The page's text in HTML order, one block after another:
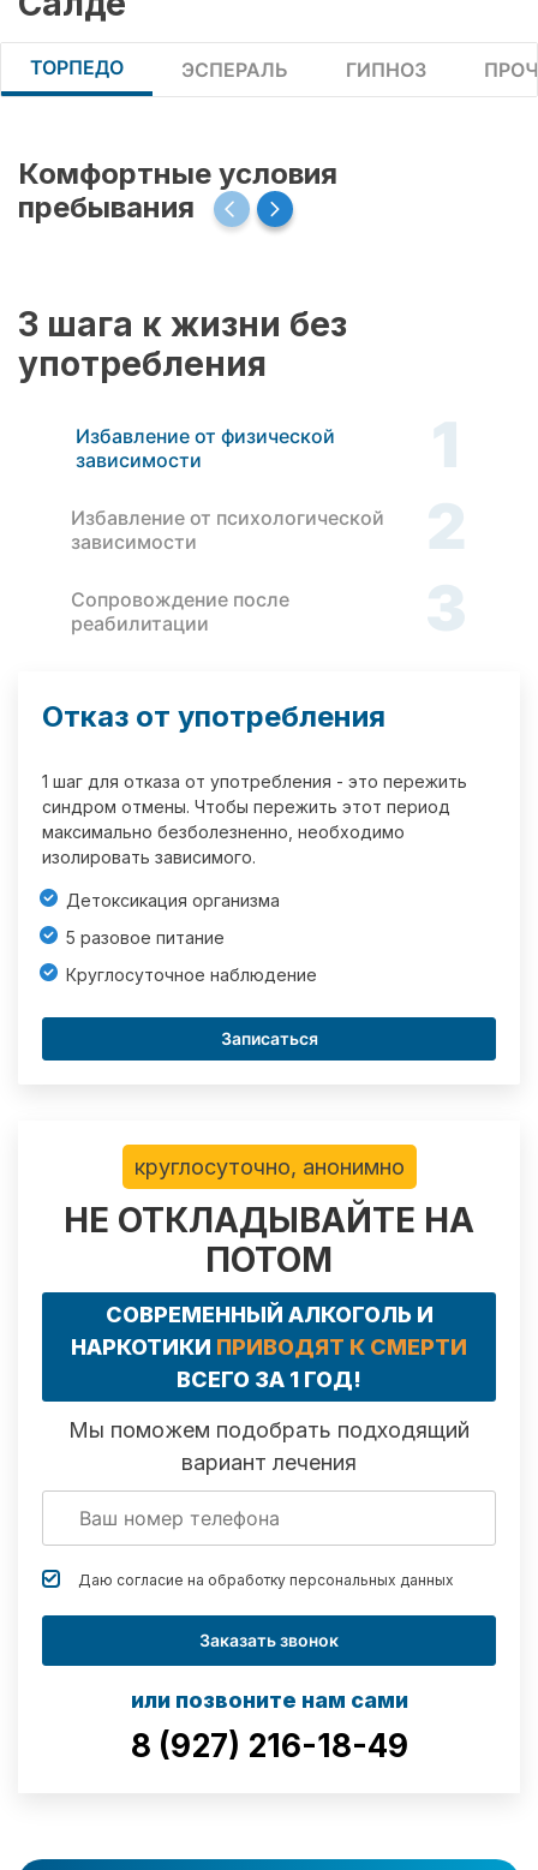
ТОРПЕДО ЭСПЕРАЛЬ ГИПНОЗ
Комфортные условия
пребывания
3 шага к жизни без
употребления
Избавление от физической
зависимости
1
Избавление от психологической
зависимости
2
Сопровождение после
реабилитации
3
Отказ от употребления
1 шаг для отказа от употребления - это пережить
синдром отмены. Чтобы пережить этот период
максимально безболезненно, необходимо
изолировать зависимого.
Детоксикация организма
5 разовое питание
Круглосуточное наблюдение
Записаться
круглосуточно, анонимно
НЕ ОТКЛАДЫВАЙТЕ НА
ПОТОМ
СОВРЕМЕННЫЙ АЛКОГОЛЬ И
НАРКОТИКИ ПРИВОДЯТ К СМЕРТИ
ВСЕГО ЗА 1 ГОД!
Мы поможем подобрать подходящий
вариант лечения
Даю согласие на обработку персональных данных
Заказать звонок
или позвоните нам сами
8 (927) 216-18-49